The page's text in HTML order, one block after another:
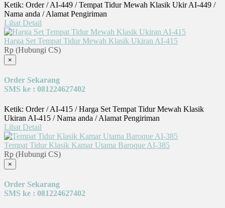
Ketik: Order / AI-449 / Tempat Tidur Mewah Klasik Ukir AI-449 /
Nama anda / Alamat Pengiriman
Lihat Detail
Harga Set Tempat Tidur Mewah Klasik Ukiran AI-415
Rp (Hubungi CS)
×
Order Sekarang
SMS ke : 081224627402
Ketik: Order / AI-415 / Harga Set Tempat Tidur Mewah Klasik
Ukiran AI-415 / Nama anda / Alamat Pengiriman
Lihat Detail
Tempat Tidur Klasik Kamar Utama Baroque AI-385
Rp (Hubungi CS)
×
Order Sekarang
SMS ke : 081224627402